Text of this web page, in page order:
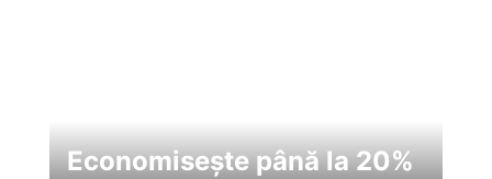
Economisește până la 20%